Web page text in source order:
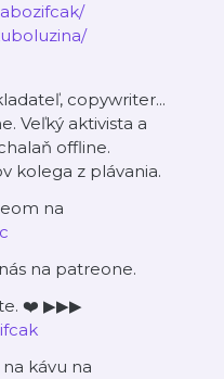
copywriter...
Veľký aktivista a
offline.
kolega z plávania.
na
na patreone.
❤️ ▶▶▶
kávu na